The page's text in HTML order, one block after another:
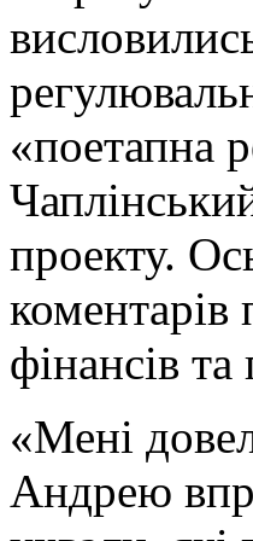
«поетапна
проекту.
коментарів
фінансів
«Мені
Андрею